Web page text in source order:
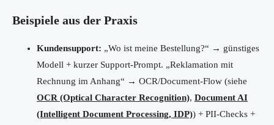
Beispiele aus der Praxis
Kundensupport: „Wo ist meine Bestellung?“ → günstiges
Modell + kurzer Support-Prompt. „Reklamation mit
Rechnung im Anhang“ → OCR/Document-Flow (siehe
OCR (Optical Character Recognition), Document AI
(Intelligent Document Processing, IDP)) + PII-Checks +